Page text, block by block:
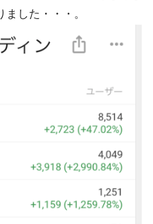
した・・・。